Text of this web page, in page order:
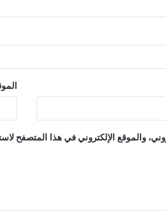
والموقع الإلكتروني في هذا المتصفح